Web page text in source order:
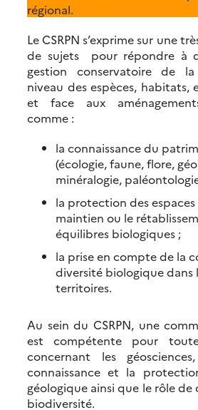
régional.
Le CSRPN s’exprime sur une
de sujets pour répondre à
gestion conservatoire de
niveau des espèces, habitats,
et face aux
comme :
la connaissance du
(écologie, faune, flore,
minéralogie,
la protection des
maintien ou le
équilibres biologiques ;
la prise en compte de la
diversité biologique dans
territoires.
Au sein du CSRPN, une
est compétente pour
concernant les
connaissance et la
géologique ainsi que le rôle de
biodiversité.